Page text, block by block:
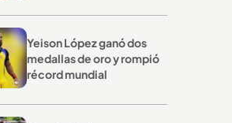
Yeison López ganó dos
medallas de oro y rompió
récord mundial